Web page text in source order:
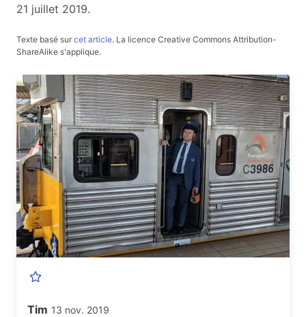
21 juillet 2019.
Texte basé sur cet article. La licence Creative Commons Attribution-
ShareAlike s'applique.
Tim 13 nov. 2019